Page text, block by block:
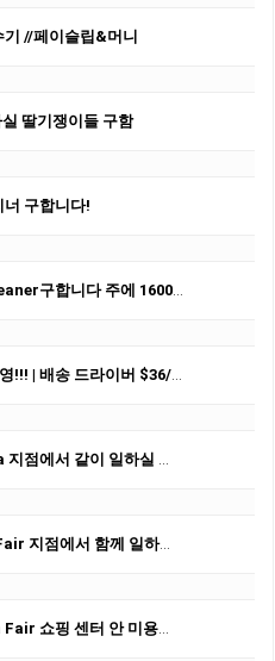
기 //페이슬립&머니
딸기쟁이들 구함
구합니다!
니다 주에 1600+@가능합니다
송 드라이버 $36/시간 · 풀타임
일하실 풀타임 직원 구인합니다.
일하실 파트타임 스태프 구인합니다.
사 또는 초보자 경력자 비자 필요하신분